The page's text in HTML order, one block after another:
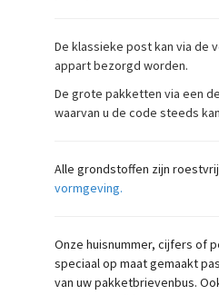
De klassieke post kan via de
appart bezorgd worden.
De grote pakketten via een
waarvan u de code steeds
Alle grondstoffen zijn
vormgeving.
Onze huisnummer, cijfers of
speciaal op maat gemaakt
van uw pakketbrievenbus.